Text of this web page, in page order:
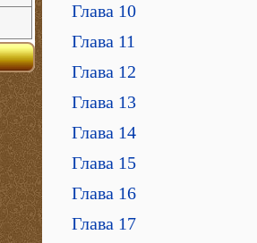
Глава 10
Глава 11
Глава 12
Глава 13
Глава 14
Глава 15
Глава 16
Глава 17